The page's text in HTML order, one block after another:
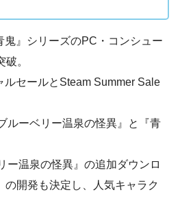
鬼』シリーズのPC・コンシュー
。
ルセールとSteam Summer Sale
ルーベリー温泉の怪異』と『青
ー温泉の怪異』の追加ダウンロ
開発も決定し、人気キャラク